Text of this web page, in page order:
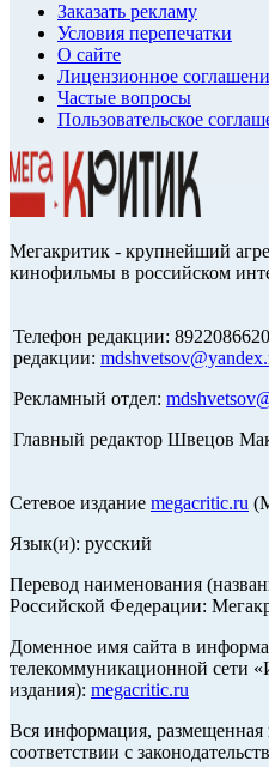
Заказать рекламу
Условия перепечатки
О сайте
Лицензионное
Частые вопросы
Пользовательское
Мегакритик - крупнейший
кинофильмы в российском
Телефон редакции:
редакции:
Рекламный отдел:
Главный редактор Швецов
Сетевое издание megacritic.ru
Язык(и): русский
Перевод наименования
Российской Федерации:
Доменное имя сайта в
телекоммуникационной сети
издания): megacritic.ru
Вся информация, размещенная
соответствии с